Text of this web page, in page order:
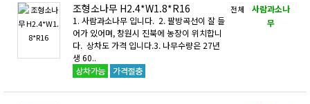
조형소나무 H2.4*W1.8*R16
1. 사람과소나무 입니다. 2. 팔방곡선이 잘 들
어가 있어며, 창원시 진북에 농장이 위치합니
다. 상차도 가격 입니다.3. 나무수량은 27년
생 60..
전체
사람과소나
무